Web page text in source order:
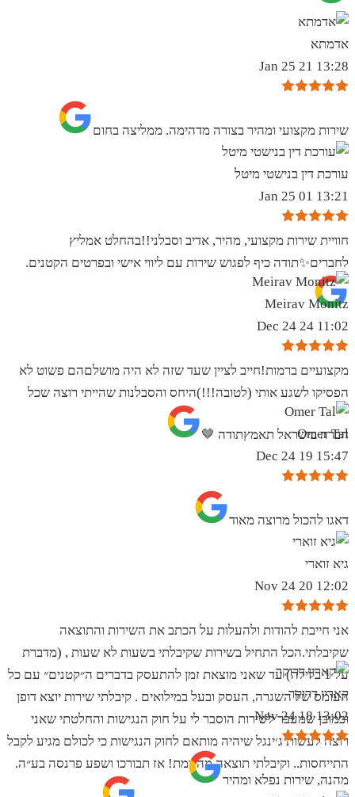
אדמתא
13:28 21 Jan 25
שירות מקצועי ומהיר בצורה מדהימה. ממליצה בחום
עורכת דין בנישטי מיטל
13:21 01 Jan 25
חוויית שירות מקצועי, מהיר, אדיב וסבלני!!בהחלט אמליץ
לחברים✨️תודה כיף לפגוש שירות עם ליווי אישי ובפרטים הקטנים.
Meirav Monitz
11:02 24 Dec 24
מקצועיים ברמות!חייב לציין שעד שזה לא היה מושלםהם פשוט לא
הפסיקו לשגע אותי (לטובה!!!)היחס והסבלנות שהייתי רוצה שכל
חברה בישראל תאמץתודה 🤎
Omer Tal
15:47 19 Dec 24
‏דאגו להכול מרוצה מאוד
גיא זוארי
12:02 20 Nov 24
אני חייבת להודות ולהעלות על הכתב את השירות והתוצאה
שקיבלתי.הכל התחיל בשירות שקיבלתי בשעות לא שעות , (מדברת
על 1 בלילה) עד שאני מוצאת זמן להתעסק בדברים ה״קטנים״ עם כל
העומס של השגרה, העסק ובעל במילואים . קיבלתי שירות יוצא דופן
וכמובן שמעבר לשירות הוסבר לי על חוק הנגישות והחלטתי שאני
רוצה לעשות ג׳ינגל שיהיה מותאם לחוק הנגישות כי לכולם מגיע לקבל
התייחסות.. וקיבלתי תוצאה מהממת! אז תבורכו ושפע פרנסה בע״ה.
קארין דרוקר
13:02 18 Nov 24
מהנה, שירות נפלא ומהיר